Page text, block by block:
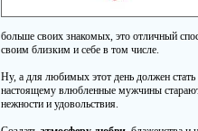
больше своих знакомых, это отличный
своим близким и себе в том числе.
Ну, а для любимых этот день должен
настоящему влюбленные мужчины
нежности и удовольствия.